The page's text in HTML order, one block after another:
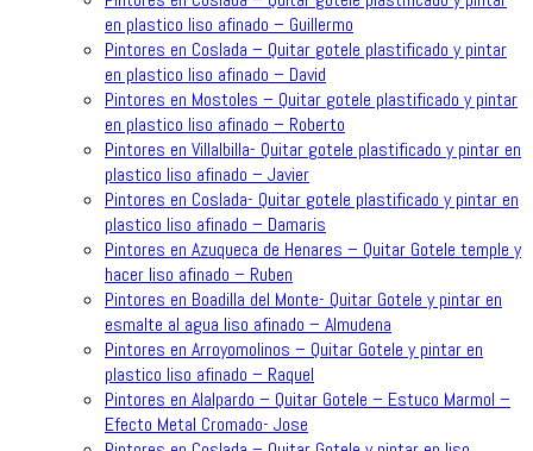
en plastico liso afinado – Guillermo
Pintores en Coslada – Quitar gotele plastificado y pintar
en plastico liso afinado – David
Pintores en Mostoles – Quitar gotele plastificado y pintar
en plastico liso afinado – Roberto
Pintores en Villalbilla- Quitar gotele plastificado y pintar en
plastico liso afinado – Javier
Pintores en Coslada- Quitar gotele plastificado y pintar en
plastico liso afinado – Damaris
Pintores en Azuqueca de Henares – Quitar Gotele temple y
hacer liso afinado – Ruben
Pintores en Boadilla del Monte- Quitar Gotele y pintar en
esmalte al agua liso afinado – Almudena
Pintores en Arroyomolinos – Quitar Gotele y pintar en
plastico liso afinado – Raquel
Pintores en Alalpardo – Quitar Gotele – Estuco Marmol –
Efecto Metal Cromado- Jose